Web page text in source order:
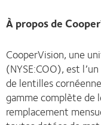
À propos de
CooperVision, une
(NYSE:COO), est
de lentilles
gamme complète de
remplacement